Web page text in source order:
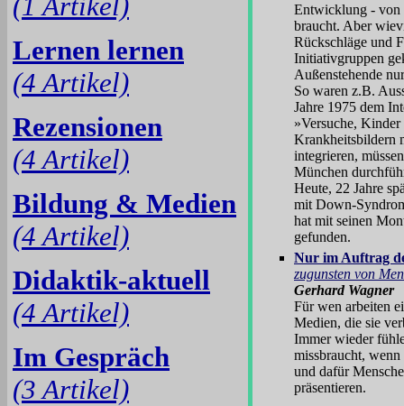
Lernen lernen
(4 Artikel)
Rezensionen
(4 Artikel)
Bildung & Medien
(4 Artikel)
Didaktik-aktuell
(4 Artikel)
Im Gespräch
(3 Artikel)
Entwicklung - von
braucht. Aber
Rückschläge und
Initiativgruppen
Außenstehende
So waren z.B.
Jahre 1975 dem
»Versuche,
Krankheitsbildern
integrieren,
München
Heute, 22 Jahre
mit Down-
hat mit seinen
gefunden.
Nur im Auftrag
zugunsten von
Gerhard Wagner
Für wen arbeiten
Medien, die sie
Immer wieder
missbraucht,
und dafür
präsentieren.